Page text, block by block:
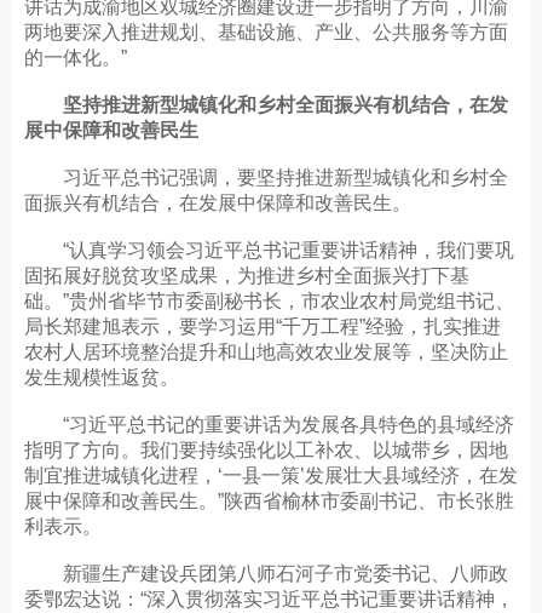
讲话为成渝地区双城经济圈建设进一步指明了方向，川渝
两地要深入推进规划、基础设施、产业、公共服务等方面
的一体化。”
坚持推进新型城镇化和乡村全面振兴有机结合，在发
展中保障和改善民生
习近平总书记强调，要坚持推进新型城镇化和乡村全
面振兴有机结合，在发展中保障和改善民生。
“认真学习领会习近平总书记重要讲话精神，我们要巩
固拓展好脱贫攻坚成果，为推进乡村全面振兴打下基
础。”贵州省毕节市委副秘书长，市农业农村局党组书记、
局长郑建旭表示，要学习运用“千万工程”经验，扎实推进
农村人居环境整治提升和山地高效农业发展等，坚决防止
发生规模性返贫。
“习近平总书记的重要讲话为发展各具特色的县域经济
指明了方向。我们要持续强化以工补农、以城带乡，因地
制宜推进城镇化进程，‘一县一策’发展壮大县域经济，在发
展中保障和改善民生。”陕西省榆林市委副书记、市长张胜
利表示。
新疆生产建设兵团第八师石河子市党委书记、八师政
委鄂宏达说：“深入贯彻落实习近平总书记重要讲话精神，